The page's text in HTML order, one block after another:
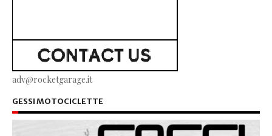
adv@rocketgarage.it
GESSI MOTOCICLETTE